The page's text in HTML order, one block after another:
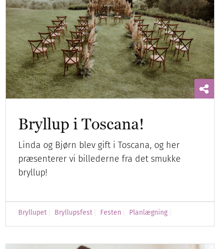
Bryllup i Toscana!
Linda og Bjørn blev gift i Toscana, og her
præsenterer vi billederne fra det smukke
bryllup!
Bryllupet Bryllupsfest Festen Planlægning